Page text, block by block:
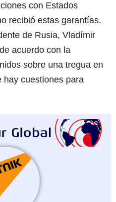
con Estados
recibió estas garantías.
de Rusia, Vladímir
acuerdo con la
sobre una tregua en
hay cuestiones para